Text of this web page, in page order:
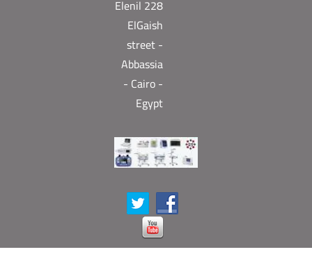
Elenil 228
ElGaish
street -
Abbassia
- Cairo -
Egypt